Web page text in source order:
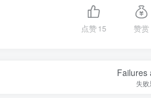
点赞15 赞赏
Failures
失